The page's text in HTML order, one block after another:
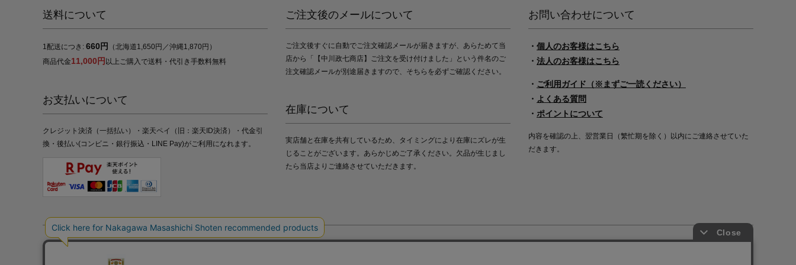
送料について
1配送につき: 660円
（北海道1,650円／沖縄1,870円）
商品代金11,000円 以上ご購入で送料・代引き手数料無料
お支払いについて
クレジット決済（一括払い）・楽天ペイ（旧：楽天ID決済）・代金引
換・後払い(コンビニ・銀行振込・LINE Pay)がご利用になれます。
ご注文後のメールについて
ご注文後すぐに自動でご注文確認メールが届きますが、あらためて当
店から「【中川政七商店】ご注文を受け付けました」という件名のご
注文確認メールが別途届きますので、そちらを必ずご確認ください。
在庫について
実店舗と在庫を共有しているため、タイミングにより在庫にズレが生
じることがございます。あらかじめご了承ください。欠品が生じまし
たら当店よりご連絡させていただきます。
お問い合わせについて
・ 個人のお客様はこちら
・ 法人のお客様はこちら
・ ご利用ガイド（※まずご一読ください）
・ よくある質問
・ ポイントについて
内容を確認の上、翌営業日（繁忙期を除く）以内にご連絡させていた
だきます。